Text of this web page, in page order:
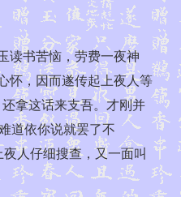
读书苦恼，劳费一夜神
怀，因而遂传起上夜人等
拿这话来支吾。才刚并
道依你说就罢了不
人仔细搜查，又一面叫